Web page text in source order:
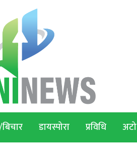
बिचार डायस्पोरा प्रविधि अटो